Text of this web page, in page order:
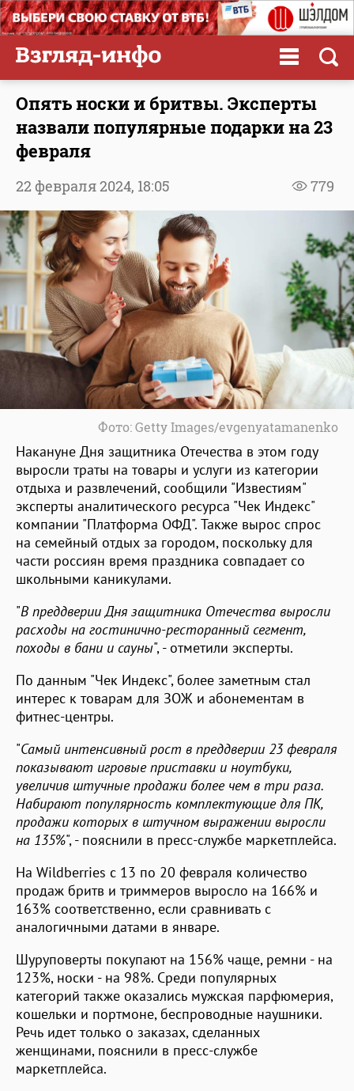
Опять носки и бритвы. Эксперты
назвали популярные подарки на 23
февраля
779
22 февраля 2024, 18:05
Фото: Getty Images/evgenyatamanenko
Накануне Дня защитника Отечества в этом году
выросли траты на товары и услуги из категории
отдыха и развлечений, сообщили "Известиям"
эксперты аналитического ресурса "Чек Индекс"
компании "Платформа ОФД". Также вырос спрос
на семейный отдых за городом, поскольку для
части россиян время праздника совпадает со
школьными каникулами.
"В преддверии Дня защитника Отечества выросли
расходы на гостинично-ресторанный сегмент,
походы в бани и сауны", - отметили эксперты.
По данным "Чек Индекс", более заметным стал
интерес к товарам для ЗОЖ и абонементам в
фитнес-центры.
"Самый интенсивный рост в преддверии 23 февраля
показывают игровые приставки и ноутбуки,
увеличив штучные продажи более чем в три раза.
Набирают популярность комплектующие для ПК,
продажи которых в штучном выражении выросли
на 135%", - пояснили в пресс-службе маркетплейса.
На Wildberries с 13 по 20 февраля количество
продаж бритв и триммеров выросло на 166% и
163% соответственно, если сравнивать с
аналогичными датами в январе.
Шуруповерты покупают на 156% чаще, ремни - на
123%, носки - на 98%. Среди популярных
категорий также оказались мужская парфюмерия,
кошельки и портмоне, беспроводные наушники.
Речь идет только о заказах, сделанных
женщинами, пояснили в пресс-службе
маркетплейса.